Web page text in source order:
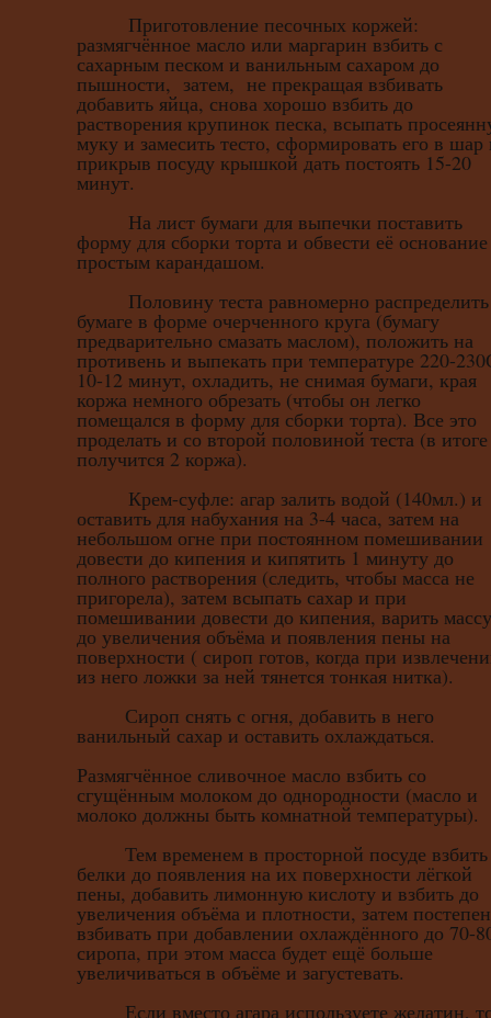
Приготовление песочных коржей:
размягчённое масло или маргарин взбить с
сахарным песком и ванильным сахаром до
пышности, затем, не прекращая взбивать
добавить яйца, снова хорошо взбить до
растворения крупинок песка, всыпать
муку и замесить тесто, сформировать его в шар
прикрыв посуду крышкой дать постоять 15-20
минут.
На лист бумаги для выпечки поставить
форму для сборки торта и обвести её основание
простым карандашом.
Половину теста равномерно
бумаге в форме очерченного круга (бумагу
предварительно смазать маслом), положить на
противень и выпекать при температуре 220-
10-12 минут, охладить, не снимая бумаги, края
коржа немного обрезать (чтобы он легко
помещался в форму для сборки торта). Все это
проделать и со второй половиной теста (в итоге
получится 2 коржа).
Крем-суфле: агар залить водой (140мл.) и
оставить для набухания на 3-4 часа, затем на
небольшом огне при постоянном помешивании
довести до кипения и кипятить 1 минуту до
полного растворения (следить, чтобы масса не
пригорела), затем всыпать сахар и при
помешивании довести до кипения, варить массу
до увеличения объёма и появления пены на
поверхности ( сироп готов, когда при
из него ложки за ней тянется тонкая нитка).
Сироп снять с огня, добавить в него
ванильный сахар и оставить охлаждаться.
Размягчённое сливочное масло взбить со
сгущённым молоком до однородности (масло и
молоко должны быть комнатной температуры).
Тем временем в просторной посуде взбить
белки до появления на их поверхности лёгкой
пены, добавить лимонную кислоту и взбить до
увеличения объёма и плотности, затем
взбивать при добавлении охлаждённого до 70-
сиропа, при этом масса будет ещё больше
увеличиваться в объёме и загустевать.
Если вместо агара используете желатин,